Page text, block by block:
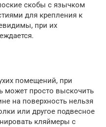
скобы с язычком
для крепления к
при их
помещений, при
может просто выскочить
на поверхность нельзя
или другое подвесное
кляймеры с